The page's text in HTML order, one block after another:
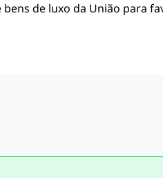
de luxo da União para